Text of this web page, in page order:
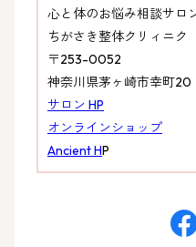
心と体のお悩み相談サロ
ちがさき整体クリィニク
〒253-0052
神奈川県茅ヶ崎市幸町
サロン HP
オンラインショップ
Ancient HP